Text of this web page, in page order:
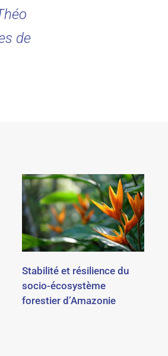
de
Stabilité et résilience du
socio-écosystème
forestier d’Amazonie